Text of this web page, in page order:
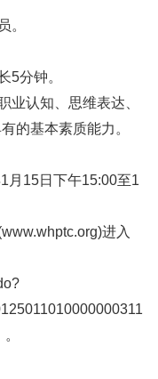
。
5分钟。
业认知、思维表达、
的基本素质能力。
月15日下午15:00至1
进入